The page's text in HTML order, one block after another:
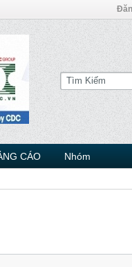
CÁO Nhóm